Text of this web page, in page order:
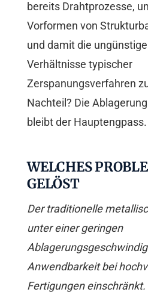
bereits Drahtprozesse,
Vorformen von
und damit die
Verhältnisse typischer
Zerspanungsverfahren
Nachteil? Die
bleibt der Hauptengpass.
WELCHES
GELÖST
Der traditionelle
unter einer geringen
Anwendbarkeit bei
Fertigungen einschränkt.